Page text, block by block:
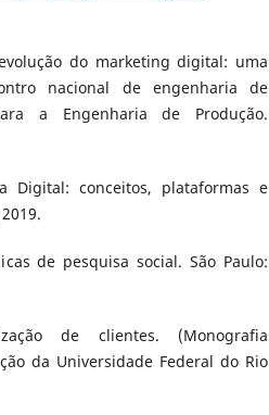
do marketing digital: uma
nacional de engenharia de
a Engenharia de Produção.
Digital: conceitos, plataformas e
de pesquisa social. São Paulo:
de clientes. (Monografia
da Universidade Federal do Rio